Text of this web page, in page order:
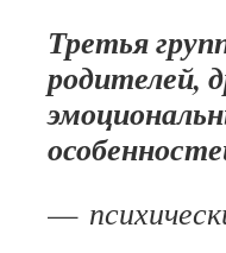
Третья
родителей,
—